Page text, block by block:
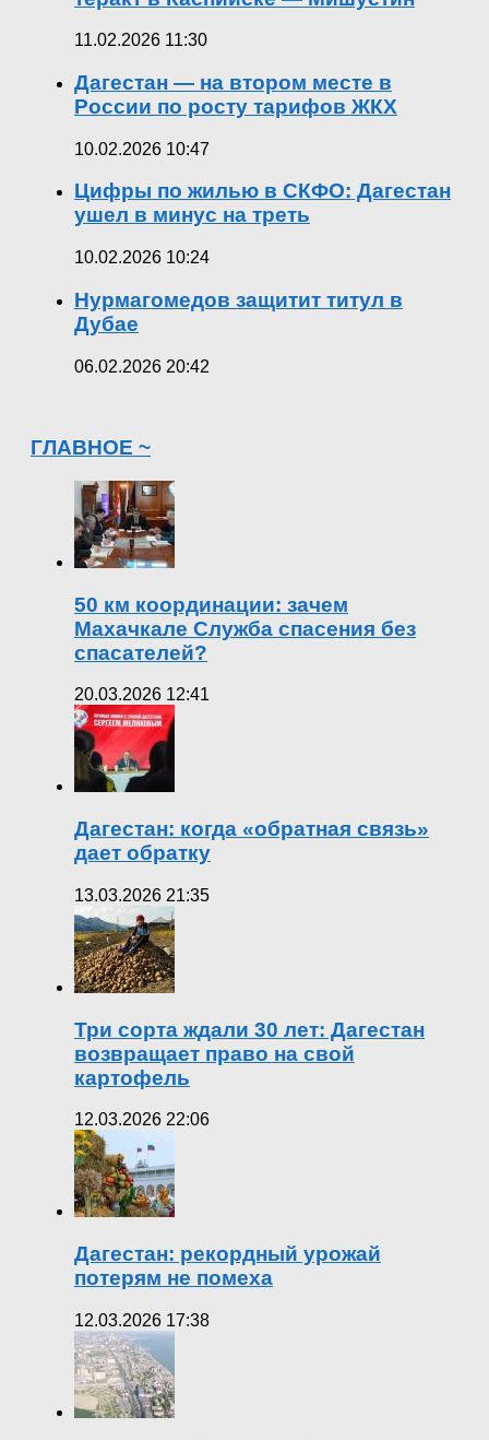
11.02.2026 11:30
Дагестан — на втором месте в
России по росту тарифов ЖКХ
10.02.2026 10:47
Цифры по жилью в СКФО: Дагестан
ушел в минус на треть
10.02.2026 10:24
Нурмагомедов защитит титул в
Дубае
06.02.2026 20:42
ГЛАВНОЕ ~
50 км координации: зачем
Махачкале Служба спасения без
спасателей?
20.03.2026 12:41
Дагестан: когда «обратная связь»
дает обратку
13.03.2026 21:35
Три сорта ждали 30 лет: Дагестан
возвращает право на свой
картофель
12.03.2026 22:06
Дагестан: рекордный урожай
потерям не помеха
12.03.2026 17:38